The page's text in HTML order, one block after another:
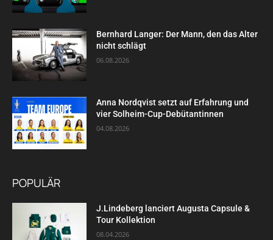
Bernhard Langer: Der Mann, den das Alter
nicht schlägt
06.08.2026
Anna Nordqvist setzt auf Erfahrung und
vier Solheim-Cup-Debütantinnen
04.08.2026
POPULÄR
J.Lindeberg lanciert Augusta Capsule &
Tour Kollektion
08.04.2026